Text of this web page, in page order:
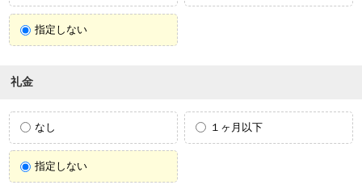
指定しない
礼金
なし １ヶ月以下
指定しない